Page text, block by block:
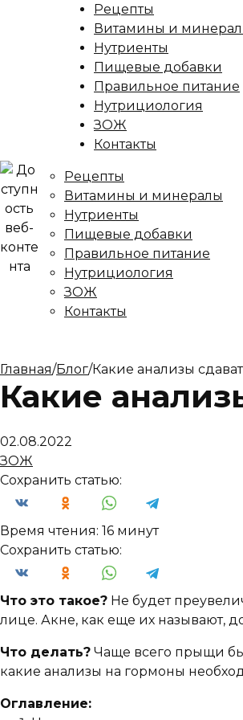
Рецепты
Витамины и
Нутриенты
Пищевые добавки
Правильное питание
Нутрициология
ЗОЖ
Контакты
Рецепты
Витамины и минералы
Нутриенты
Пищевые добавки
Правильное питание
Нутрициология
ЗОЖ
Контакты
Главная/Блог/Какие анализы
Какие
02.08.2022
ЗОЖ
Сохранить статью:
Время чтения: 16 минут
Сохранить статью:
Что это такое? Не будет
лице. Акне, как еще их называют,
Что делать? Чаще всего прыщи
какие анализы на гормоны
Оглавление: